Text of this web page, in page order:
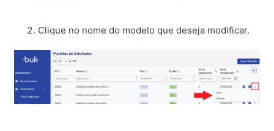
Clique no nome do modelo que deseja modificar.